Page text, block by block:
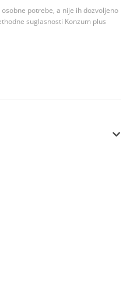
potrebe, a nije ih dozvoljeno
suglasnosti Konzum plus